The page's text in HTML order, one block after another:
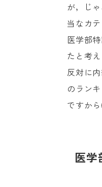
が，じ
当なカ
医学部
たと考え
反対に
のラン
ですか
医